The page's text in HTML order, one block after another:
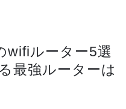
wifiルーター5選
最強ルーターは